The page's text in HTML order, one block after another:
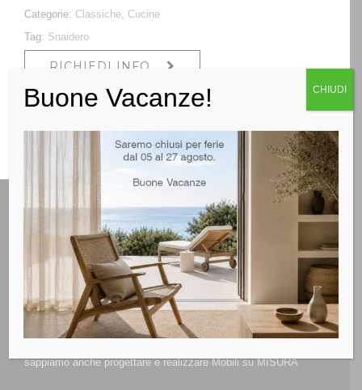
Categorie: Classiche, Cucine
Tag: Snaidero
RICHIEDI INFO
sappiamo anche progettare e realizzare Mobili su MISURA
Buone Vacanze! CHIUDI